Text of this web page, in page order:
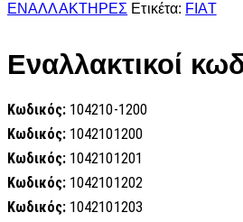
ΕΝΑΛΛΑΚΤΗΡΕΣ Ετικέτα: FIAT
Εναλλακτικοί
Κωδικός: 104210-1200
Κωδικός: 1042101200
Κωδικός: 1042101201
Κωδικός: 1042101202
Κωδικός: 1042101203